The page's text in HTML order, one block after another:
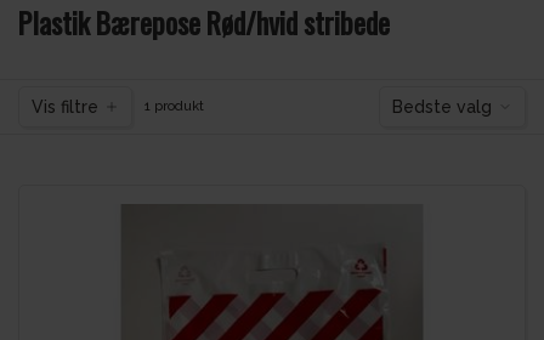
Plastik Bærepose Rød/hvid stribede
Vis filtre 1 produkt Bedste valg